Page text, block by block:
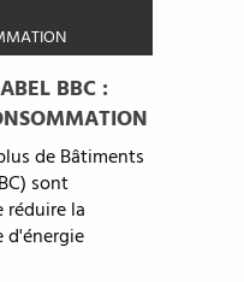
BBC :
de Bâtiments
sont
la
d'énergie